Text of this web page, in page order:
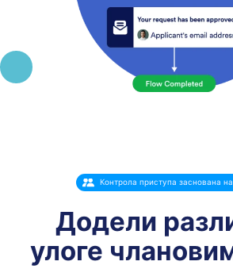
Контрола приступа заснована
Додели
улоге